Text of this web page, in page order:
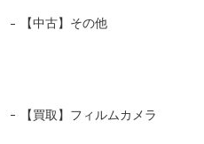
【中古】その他
【買取】フィルムカメラ